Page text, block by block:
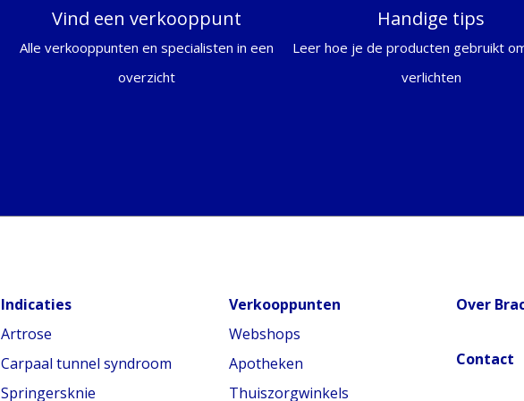
Vind een verkooppunt
Alle verkooppunten en specialisten in een
overzicht
Handige tips
Leer hoe je de producten gebruikt
verlichten
Indicaties
Artrose
Carpaal tunnel syndroom
Springersknie
Verkooppunten
Webshops
Apotheken
Thuiszorgwinkels
Over
Contact